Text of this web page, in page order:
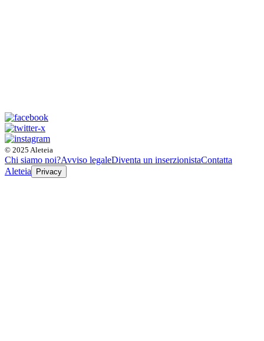
© 2025 Aleteia
Chi siamo noi?Avviso legaleDiventa un inserzionistaContatta
Aleteia
Privacy